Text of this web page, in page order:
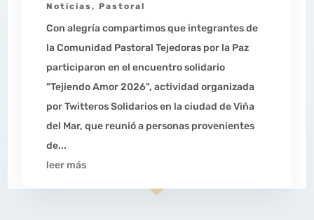
Noticias, Pastoral
Con alegría compartimos que integrantes de
la Comunidad Pastoral Tejedoras por la Paz
participaron en el encuentro solidario
"Tejiendo Amor 2026", actividad organizada
por Twitteros Solidarios en la ciudad de Viña
del Mar, que reunió a personas provenientes
de...
leer más